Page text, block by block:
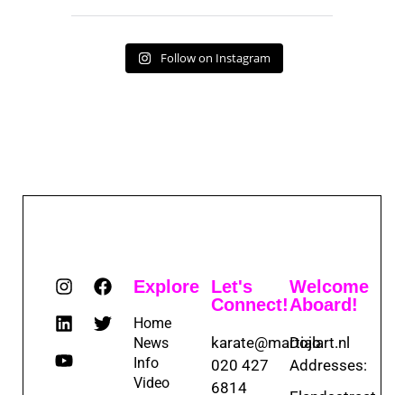
Follow on Instagram
Explore
Home
News
Info
Video
Let's
Connect!
karate@martialart.nl
020 427
6814
Welcome
Aboard!
Dojo
Addresses: